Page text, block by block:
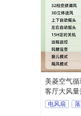
美菱空气循
客厅大风
电风扇